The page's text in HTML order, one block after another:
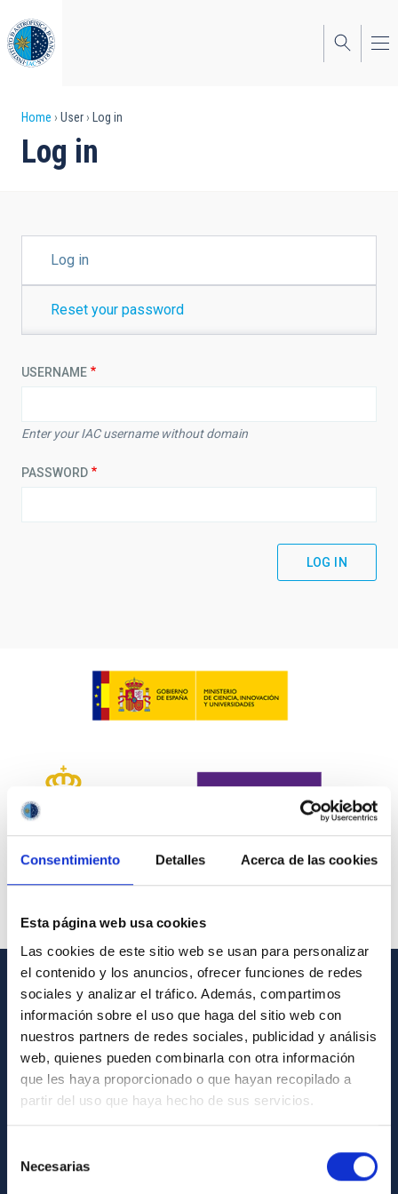
Consentimiento Detalles Acerca de las cookies
Esta página web usa cookies
Las cookies de este sitio web se usan para personalizar
el contenido y los anuncios, ofrecer funciones de redes
sociales y analizar el tráfico. Además, compartimos
información sobre el uso que haga del sitio web con
nuestros partners de redes sociales, publicidad y análisis
web, quienes pueden combinarla con otra información
que les haya proporcionado o que hayan recopilado a
partir del uso que haya hecho de sus servicios.
Necesarias
to
main
content
Breadcrumb
Home User Log in
Log in
TABSLog in
Reset your password
USERNAME
Enter your IAC username without domain
PASSWORD
GENERAL INFORMATION
Contact
How to get to the IAC
List of personnel
Library
General register